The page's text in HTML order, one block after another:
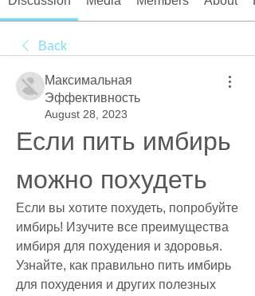
Back
Максимальная
Эффективность
August 28, 2023
Если пить имбирь
можно похудеть
Если вы хотите похудеть, попробуйте
имбирь! Изучите все преимущества
имбиря для похудения и здоровья.
Узнайте, как правильно пить имбирь
для похудения и других полезных